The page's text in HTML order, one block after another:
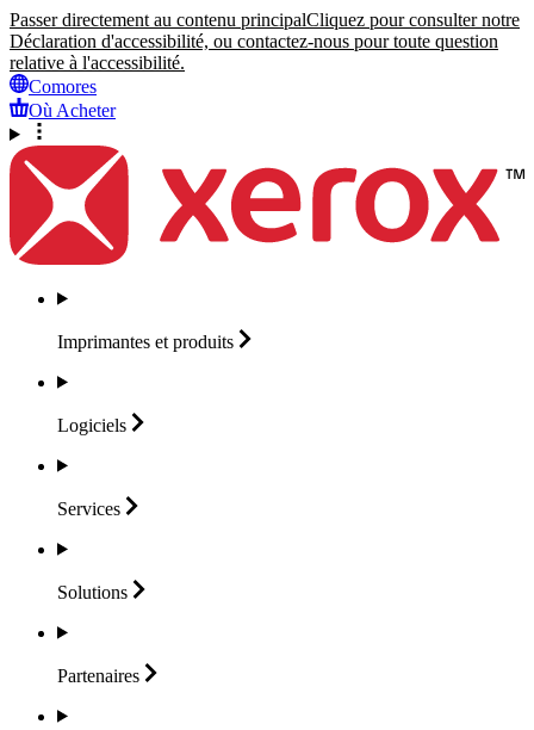
Passer directement au contenu principalCliquez pour consulter notre
Déclaration d'accessibilité, ou contactez-nous pour toute question
relative à l'accessibilité.
Comores
Où Acheter
Imprimantes et produits
Logiciels
Services
Solutions
Partenaires